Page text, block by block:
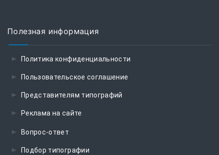
Полезная информация
Политика конфиденциальности
Пользовательское соглашение
Представителям типографий
Реклама на сайте
Вопрос-ответ
Подбор типографии